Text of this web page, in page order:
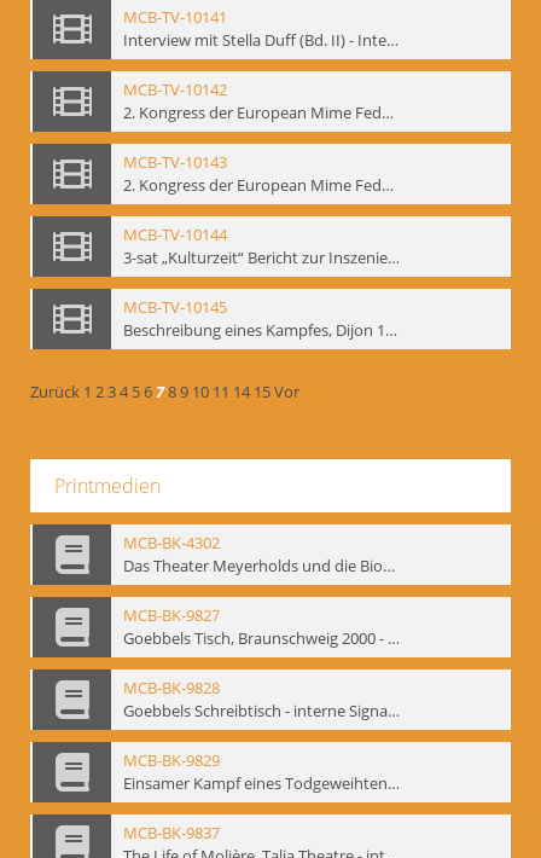
MCB-TV-10141
Interview mit Stella Duff (Bd. II) - Interne Signatur: BM-vid-58
MCB-TV-10142
2. Kongress der European Mime Federation: „Rekonstruktion/Innovation“, Berlin Mai 1993 - Interne Signatur: BM-vid-59
MCB-TV-10143
2. Kongress der European Mime Federation: „Rekonstruktion/Innovation“, Berlin Mai 1993. Dokumentation der Konferenzaktivitäten - Interne Signatur: BM-vid-70
MCB-TV-10144
3-sat „Kulturzeit“ Bericht zur Inszenierung „Mann ist Mann“ von Thomas Ostermeier und Gennadij Bogdanow - Interne Signatur: BM-vid-80
MCB-TV-10145
Beschreibung eines Kampfes, Dijon 1998. nach Kafka - Interne Signatur: BM-vid-81
Zurück 1 234 56789 10 11 14 15Vor
Printmedien
MCB-BK-4302
Das Theater Meyerholds und die Biomechanik
MCB-BK-9827
Goebbels Tisch, Braunschweig 2000 - interne Signatur: BM-prt-21-2
MCB-BK-9828
Goebbels Schreibtisch - interne Signatur: BM-prt-21-3
MCB-BK-9829
Einsamer Kampf eines Todgeweihten. Uraufführung von Farid Nagims Monodrama ,Goebbels' Tisch' im LOT-Theater - interne Signatur: BM-prt-21-4
MCB-BK-9837